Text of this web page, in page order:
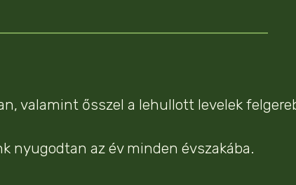
valamint ősszel a lehullott levelek
nyugodtan az év minden évszakába.